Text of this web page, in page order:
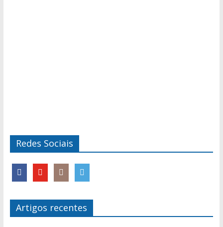
Redes Sociais
Artigos recentes